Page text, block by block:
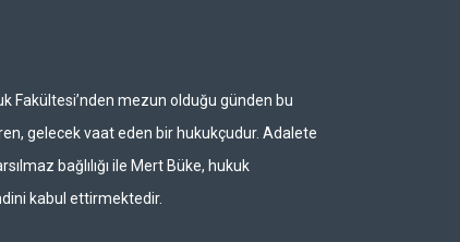
Fakültesi’nden mezun olduğu günden bu
gelecek vaat eden bir hukukçudur. Adalete
bağlılığı ile Mert Büke, hukuk
kabul ettirmektedir.